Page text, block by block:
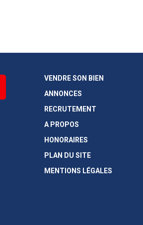
VENDRE SON BIEN
ANNONCES
RECRUTEMENT
A PROPOS
HONORAIRES
PLAN DU SITE
MENTIONS LÉGALES